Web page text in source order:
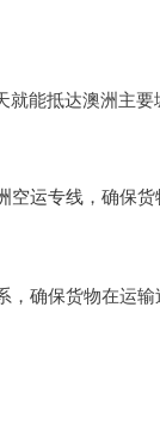
能抵达澳洲主
空运专线，确保货
，确保货物在运